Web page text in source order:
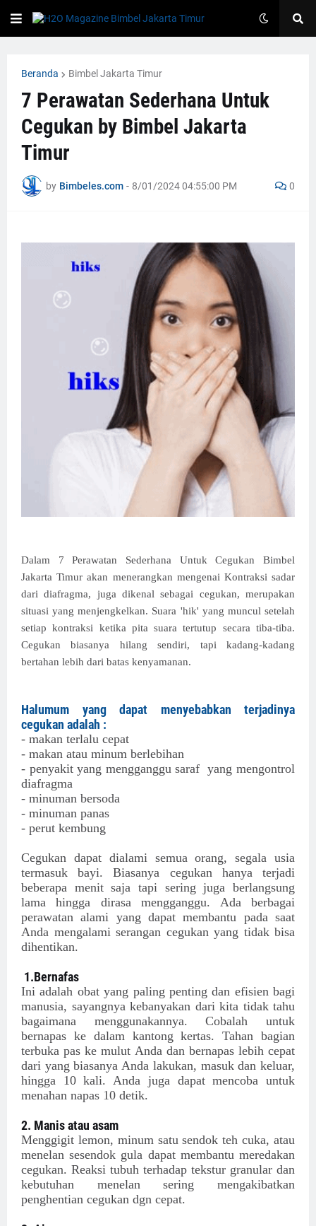
Beranda Bimbel Jakarta Timur
7 Perawatan Sederhana Untuk
Cegukan by Bimbel Jakarta
Timur
by Bimbeles.com - 8/01/2024 04:55:00 PM 0
Dalam 7 Perawatan Sederhana Untuk Cegukan Bimbel
Jakarta Timur akan menerangkan mengenai Kontraksi sadar
dari diafragma, juga dikenal sebagai cegukan, merupakan
situasi yang menjengkelkan. Suara 'hik' yang muncul setelah
setiap kontraksi ketika pita suara tertutup secara tiba-tiba.
Cegukan biasanya hilang sendiri, tapi kadang-kadang
bertahan lebih dari batas kenyamanan.
Halumum yang dapat menyebabkan terjadinya
cegukan adalah :
- makan terlalu cepat
- makan atau minum berlebihan
- penyakit yang mengganggu saraf yang mengontrol
diafragma
- minuman bersoda
- minuman panas
- perut kembung
Cegukan dapat dialami semua orang, segala usia
termasuk bayi. Biasanya cegukan hanya terjadi
beberapa menit saja tapi sering juga berlangsung
lama hingga dirasa mengganggu. Ada berbagai
perawatan alami yang dapat membantu pada saat
Anda mengalami serangan cegukan yang tidak bisa
dihentikan.
1.Bernafas
Ini adalah obat yang paling penting dan efisien bagi
manusia, sayangnya kebanyakan dari kita tidak tahu
bagaimana menggunakannya. Cobalah untuk
bernapas ke dalam kantong kertas. Tahan bagian
terbuka pas ke mulut Anda dan bernapas lebih cepat
dari yang biasanya Anda lakukan, masuk dan keluar,
hingga 10 kali. Anda juga dapat mencoba untuk
menahan napas 10 detik.
2. Manis atau asam
Menggigit lemon, minum satu sendok teh cuka, atau
menelan sesendok gula dapat membantu meredakan
cegukan. Reaksi tubuh terhadap tekstur granular dan
kebutuhan menelan sering mengakibatkan
penghentian cegukan dgn cepat.